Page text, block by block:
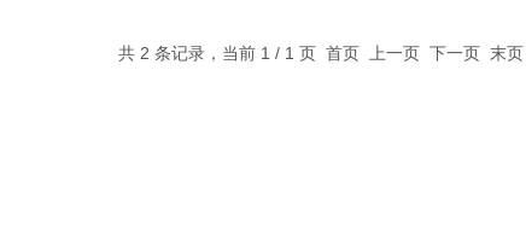
共 2 条记录，当前 1 / 1 页 首页 上一页 下一页 末